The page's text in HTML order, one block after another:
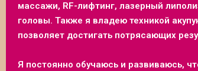
массажи, RF-лифтинг, лазерный
головы. Также я владею техникой
позволяет достигать потрясающих
Я постоянно обучаюсь и развиваюсь,